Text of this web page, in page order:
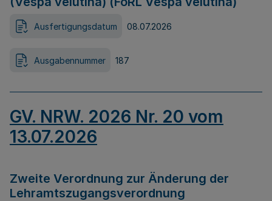
Ausfertigungsdatum 08.07.2026
Ausgabennummer 187
GV. NRW. 2026 Nr. 20 vom
13.07.2026
Zweite Verordnung zur Änderung der
Lehramtszugangsverordnung